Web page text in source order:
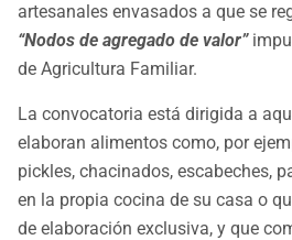
artesanales envasados a que se
“Nodos de agregado de valor”
de Agricultura Familiar.
La convocatoria está dirigida a
elaboran alimentos como, por
pickles, chacinados, escabeches,
en la propia cocina de su casa o
de elaboración exclusiva, y que